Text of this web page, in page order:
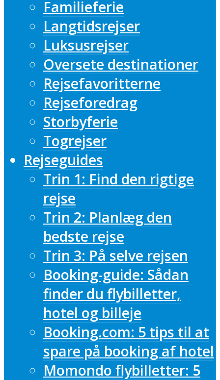
Familieferie
Langtidsrejser
Luksusrejser
Oversete destinationer
Rejsefavoritterne
Rejseforedrag
Storbyferie
Togrejser
Rejseguides
Trin 1: Find den rigtige
rejse
Trin 2: Planlæg den
bedste rejse
Trin 3: På selve rejsen
Booking-guide: Sådan
finder du flybilletter,
hotel og billeje
Booking.com: 5 tips til at
spare på booking af hotel
Momondo flybilletter: 5